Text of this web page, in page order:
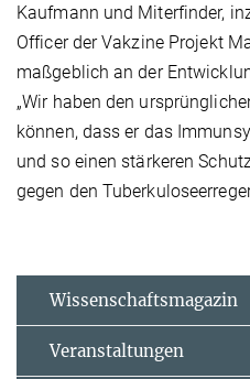
Kaufmann und Miterfinder,
Officer der Vakzine Projekt
maßgeblich an der
„Wir haben den
können, dass er das
und so einen stärkeren
gegen den
Wissenschaftsmagazin
Veranstaltungen